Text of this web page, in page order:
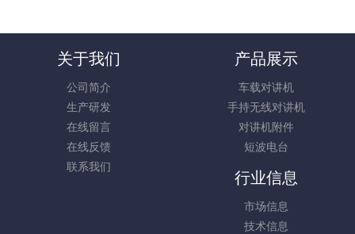
关于我们
公司简介
生产研发
在线留言
在线反馈
联系我们
产品展示
车载对讲机
手持无线对讲机
对讲机附件
短波电台
行业信息
市场信息
技术信息